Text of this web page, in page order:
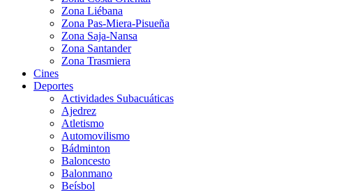
Zona Liébana
Zona Pas-Miera-Pisueña
Zona Saja-Nansa
Zona Santander
Zona Trasmiera
Cines
Deportes
Actividades Subacuáticas
Ajedrez
Atletismo
Automovilismo
Bádminton
Baloncesto
Balonmano
Beísbol